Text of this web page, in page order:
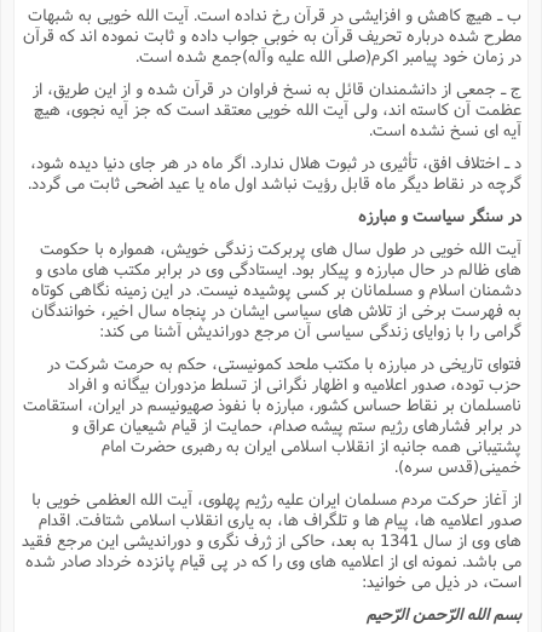
ب ـ هیچ کاهش و افزایشى در قرآن رخ نداده است. آیت الله خویى به شبهات
مطرح شده درباره تحریف قرآن به خوبى جواب داده و ثابت نموده اند که قرآن
در زمان خود پیامبر اکرم(صلى الله علیه وآله)جمع شده است.
ج ـ جمعى از دانشمندان قائل به نسخ فراوان در قرآن شده و از این طریق، از
عظمت آن کاسته اند، ولى آیت الله خویى معتقد است که جز آیه نجوى، هیچ
آیه اى نسخ نشده است.
د ـ اختلاف افق، تأثیرى در ثبوت هلال ندارد. اگر ماه در هر جاى دنیا دیده شود،
گرچه در نقاط دیگر ماه قابل رؤیت نباشد اول ماه یا عید اضحى ثابت مى گردد.
در سنگر سیاست و مبارزه
آیت الله خویى در طول سال هاى پربرکت زندگى خویش، همواره با حکومت
هاى ظالم در حال مبارزه و پیکار بود. ایستادگى وى در برابر مکتب هاى مادى و
دشمنان اسلام و مسلمانان بر کسى پوشیده نیست. در این زمینه نگاهى کوتاه
به فهرست برخى از تلاش هاى سیاسى ایشان در پنجاه سال اخیر، خوانندگان
گرامى را با زوایاى زندگى سیاسى آن مرجع دوراندیش آشنا مى کند:
فتواى تاریخى در مبارزه با مکتب ملحد کمونیستى، حکم به حرمت شرکت در
حزب توده، صدور اعلامیه و اظهار نگرانى از تسلط مزدوران بیگانه و افراد
نامسلمان بر نقاط حساس کشور، مبارزه با نفوذ صهیونیسم در ایران، استقامت
در برابر فشارهاى رژیم ستم پیشه صدام، حمایت از قیام شیعیان عراق و
پشتیبانى همه جانبه از انقلاب اسلامى ایران به رهبرى حضرت امام
خمینى(قدس سره).
از آغاز حرکت مردم مسلمان ایران علیه رژیم پهلوى، آیت الله العظمى خویى با
صدور اعلامیه ها، پیام ها و تلگراف ها، به یارى انقلاب اسلامى شتافت. اقدام
هاى وى از سال 1341 به بعد، حاکى از ژرف نگرى و دوراندیشى این مرجع فقید
مى باشد. نمونه اى از اعلامیه هاى وى را که در پى قیام پانزده خرداد صادر شده
است، در ذیل مى خوانید:
بسم الله الرّحمن الرّحیم